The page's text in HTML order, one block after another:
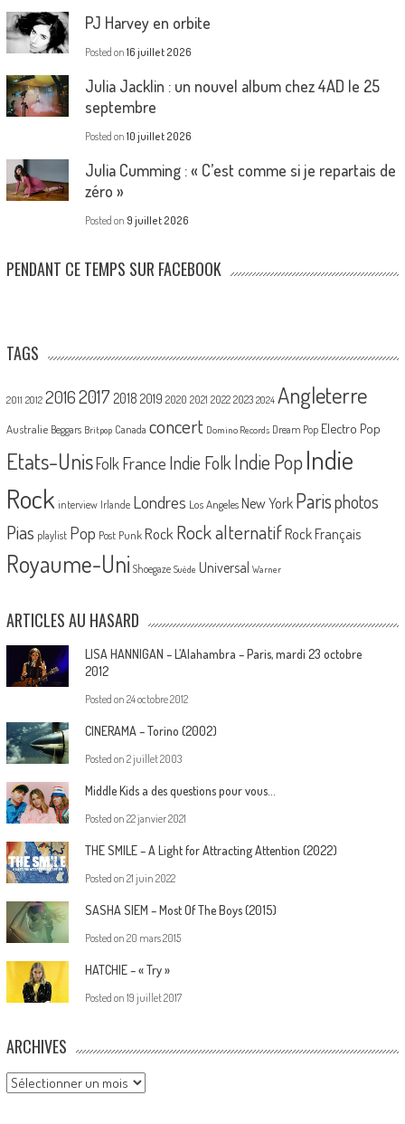
PJ Harvey en orbite
Posted on 16 juillet 2026
Julia Jacklin : un nouvel album chez 4AD le 25
septembre
Posted on 10 juillet 2026
Julia Cumming : « C’est comme si je repartais de
zéro »
Posted on 9 juillet 2026
PENDANT CE TEMPS SUR FACEBOOK
TAGS
2011 2012 20162017 2018 2019 2020 2021 2022 2023 2024 Angleterre
Australie Beggars Britpop Canada concert Domino Records Dream Pop Electro Pop
Etats-UnisFolk France Indie FolkIndie PopIndie
Rock interview Irlande Londres Los Angeles New York Parisphotos
Pias playlist Pop Post Punk Rock Rock alternatif Rock Français
Royaume-Uni Shoegaze Suède Universal Warner
ARTICLES AU HASARD
LISA HANNIGAN – L’Alahambra – Paris, mardi 23 octobre
2012
Posted on 24 octobre 2012
CINERAMA – Torino (2002)
Posted on 2 juillet 2003
Middle Kids a des questions pour vous…
Posted on 22 janvier 2021
THE SMILE – A Light for Attracting Attention (2022)
Posted on 21 juin 2022
SASHA SIEM – Most Of The Boys (2015)
Posted on 20 mars 2015
HATCHIE – « Try »
Posted on 19 juillet 2017
ARCHIVES
Archives